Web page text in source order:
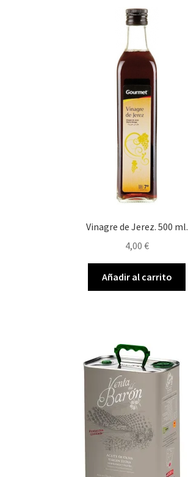
Vinagre de Jerez. 500 ml.
4,00 €
Añadir al carrito